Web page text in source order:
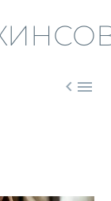
